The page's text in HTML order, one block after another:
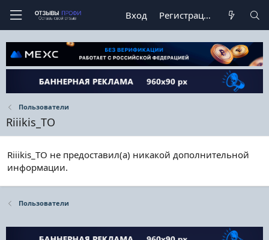
Вход Регистрация
Пользователи
Riiikis_TO
Riiikis_TO не предоставил(а) никакой дополнительной
информации.
Пользователи